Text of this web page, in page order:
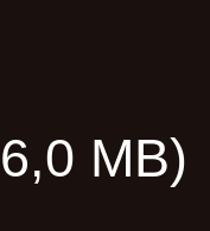
MB)